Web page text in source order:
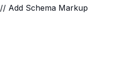
// Add Schema Markup